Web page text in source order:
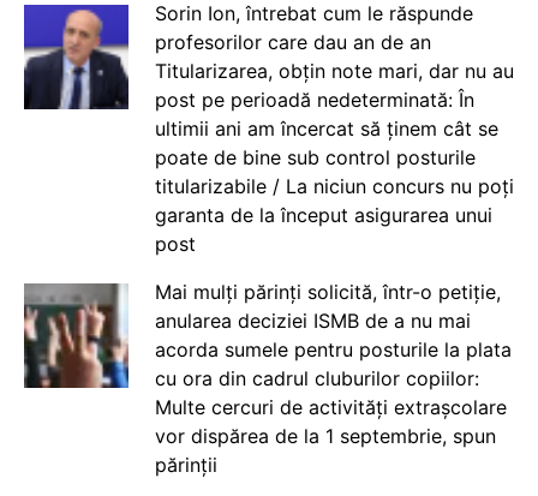
Sorin Ion, întrebat cum le răspunde
profesorilor care dau an de an
Titularizarea, obțin note mari, dar nu au
post pe perioadă nedeterminată: În
ultimii ani am încercat să ținem cât se
poate de bine sub control posturile
titularizabile / La niciun concurs nu poți
garanta de la început asigurarea unui
post
Mai mulți părinți solicită, într-o petiție,
anularea deciziei ISMB de a nu mai
acorda sumele pentru posturile la plata
cu ora din cadrul cluburilor copiilor:
Multe cercuri de activități extrașcolare
vor dispărea de la 1 septembrie, spun
părinții